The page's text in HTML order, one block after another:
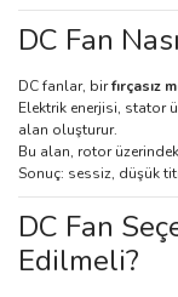
DC Fan
DC fanlar, birfırçasız
Elektrik enerjisi, stator
alan oluşturur.
Bu alan, rotor
Sonuç: sessiz, düşük
DC Fan
Edilmeli?